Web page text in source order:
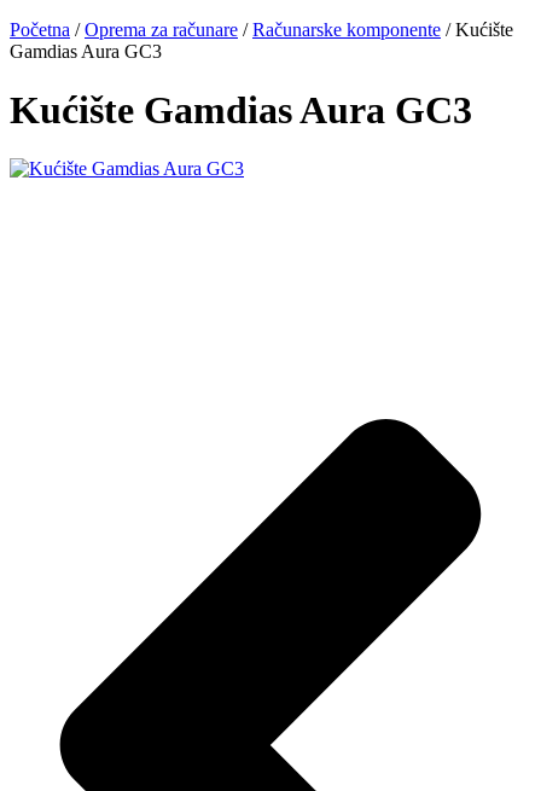
Početna /Oprema za računare /Računarske komponente / Kućište
Gamdias Aura GC3
Kućište Gamdias Aura GC3